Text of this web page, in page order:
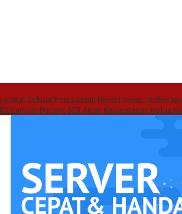
Sekitar Perusahaan Hendri Domo :
Kampar Dorong SEB Antar Kementerian Ketua